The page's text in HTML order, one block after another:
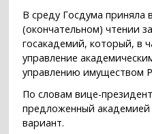
В среду Госдума приняла
(окончательном) чтении
госакадемий, который, в
управление
управлению имуществом
По словам вице-
предложенный
вариант.